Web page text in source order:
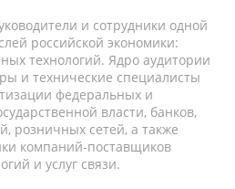
и сотрудники одной
российской экономики:
технологий. Ядро аудитории
и технические специалисты
федеральных и
власти, банков,
розничных сетей, а также
компаний-поставщиков
и услуг связи.